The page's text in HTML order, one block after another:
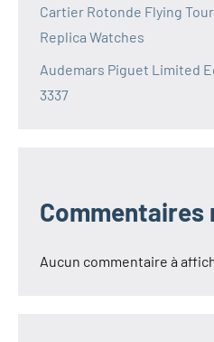
Cartier Rotonde Flying
Replica Watches
Audemars Piguet Limited
3337
Commentaires
Aucun commentaire à